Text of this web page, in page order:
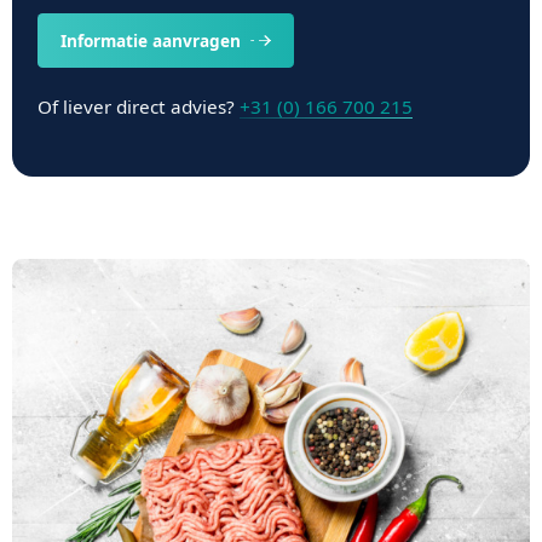
Informatie aanvragen
Of liever direct advies? +31 (0) 166 700 215